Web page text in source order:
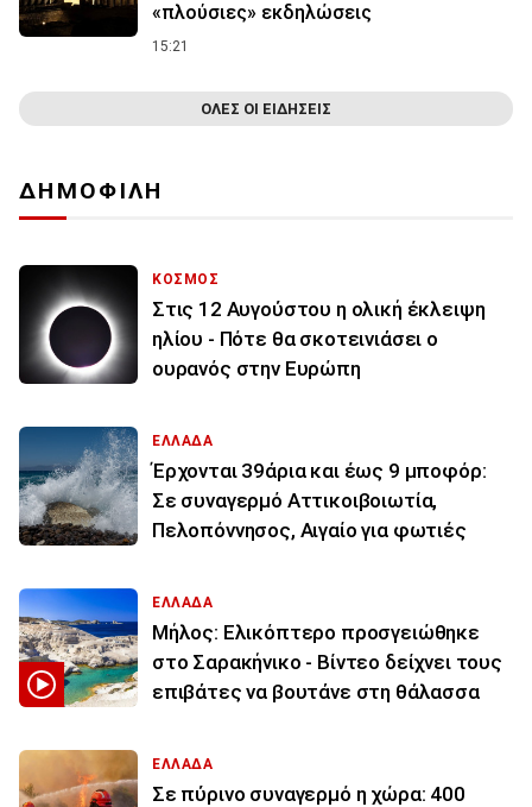
«πλούσιες» εκδηλώσεις
15:21
ΟΛΕΣ ΟΙ ΕΙΔΗΣΕΙΣ
ΔΗΜΟΦΙΛΗ
ΚΟΣΜΟΣ
Στις 12 Αυγούστου η ολική έκλειψη
ηλίου - Πότε θα σκοτεινιάσει ο
ουρανός στην Ευρώπη
ΕΛΛΑΔΑ
Έρχονται 39άρια και έως 9 μποφόρ:
Σε συναγερμό Αττικοιβοιωτία,
Πελοπόννησος, Αιγαίο για φωτιές
ΕΛΛΑΔΑ
Μήλος: Ελικόπτερο προσγειώθηκε
στο Σαρακήνικο - Βίντεο δείχνει τους
επιβάτες να βουτάνε στη θάλασσα
ΕΛΛΑΔΑ
Σε πύρινο συναγερμό η χώρα: 400